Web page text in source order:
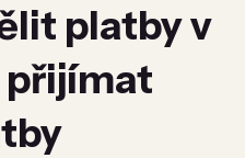
platby v
přijímat